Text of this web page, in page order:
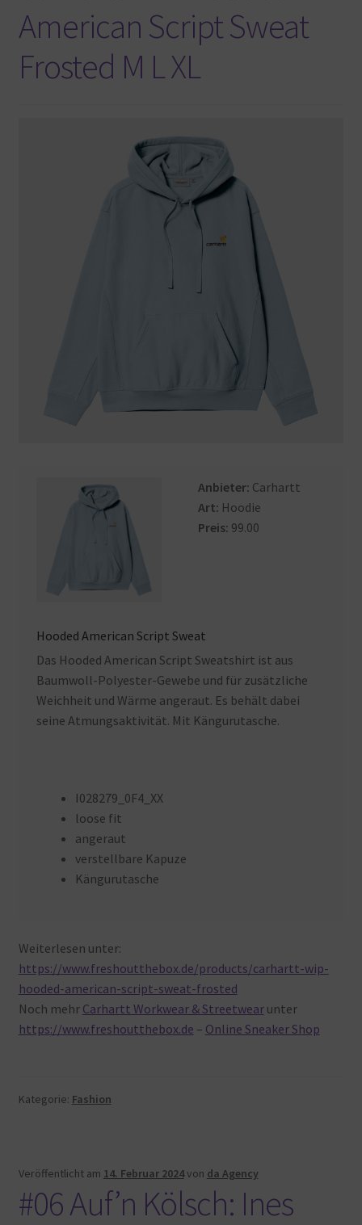
American Script Sweat
Frosted M L XL
Anbieter: Carhartt
Art: Hoodie
Preis: 99.00
Hooded American Script Sweat
Das Hooded American Script Sweatshirt ist aus
Baumwoll-Polyester-Gewebe und für zusätzliche
Weichheit und Wärme angeraut. Es behält dabei
seine Atmungsaktivität. Mit Kängurutasche.
I028279_0F4_XX
loose fit
angeraut
verstellbare Kapuze
Kängurutasche
Weiterlesen unter:
https://www.freshoutthebox.de/products/carhartt-wip-
hooded-american-script-sweat-frosted
Noch mehr Carhartt Workwear & Streetwearunter
https://www.freshoutthebox.de – Online Sneaker Shop
Kategorie: Fashion
Veröffentlicht am 14. Februar 2024von da Agency
#06 Auf’n Kölsch: Ines